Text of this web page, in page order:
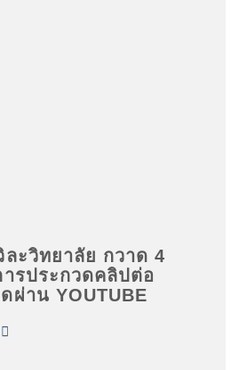
#KWC
ละวิทยาลัย กวาด 4
ารประกวดคลิปต่อ
ผ่าน YOUTUBE